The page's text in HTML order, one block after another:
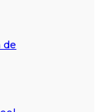
de